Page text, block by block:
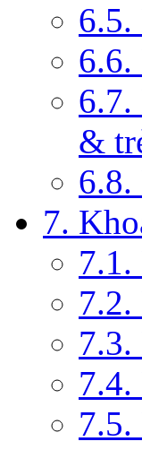
6.5.
6.6.
6.7.
&
7.
7.2.
7.5.